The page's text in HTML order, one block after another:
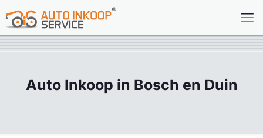
Auto Inkoop in Bosch en Duin